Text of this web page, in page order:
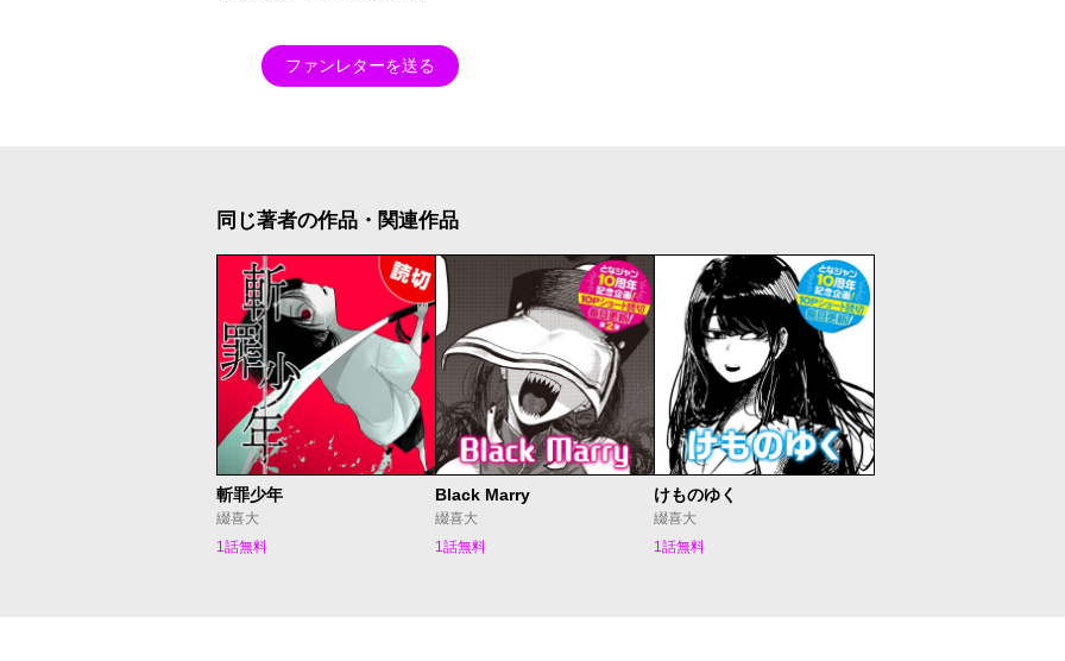
ファンレターを送る
同じ著者の作品・関連作品
斬罪少年
綴喜大
1話無料
Black Marry
綴喜大
1話無料
けものゆく
綴喜大
1話無料